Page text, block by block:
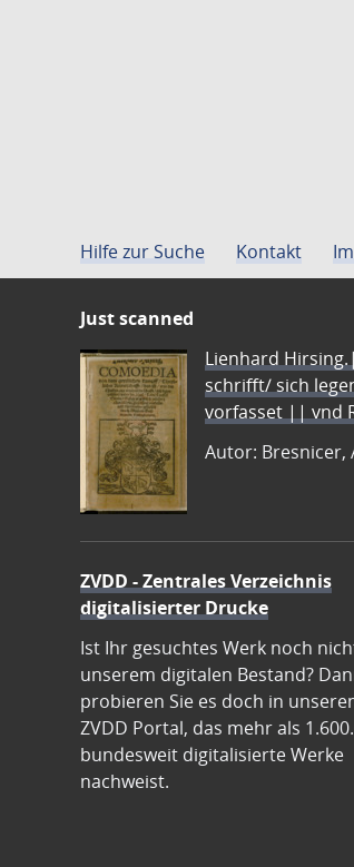
Hilfe zur Suche Kontakt
Just scanned
Lienhard
schrifft/ sich
vorfasset || vnd
Autor: Bresnicer,
ZVDD - Zentrales Verzeichnis
digitalisierter Drucke
Ist Ihr gesuchtes Werk noch
unserem digitalen Bestand?
probieren Sie es doch in
ZVDD Portal, das mehr als
bundesweit digitalisierte Werke
nachweist.